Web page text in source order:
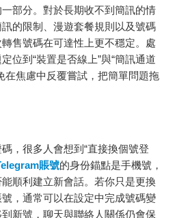
部分。對於長期收不到簡訊的情
的限制、漫遊套餐規則以及號碼
售號碼在可達性上更不穩定。處
位到“裝置是否線上”與“簡訊通道
在焦慮中反覆嘗試，把簡單問題拖
，很多人會想到“直接換個號登
賬號的身份錨點是手機號，
順利建立新會話。若你只是更換
，通常可以在設定中完成號碼變
新號，聊天與聯絡人關係仍會保